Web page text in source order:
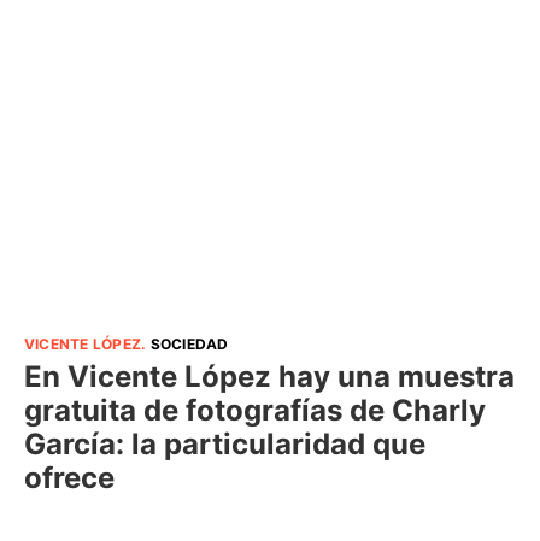
VICENTE LÓPEZ. SOCIEDAD
En Vicente López hay una muestra
gratuita de fotografías de Charly
García: la particularidad que
ofrece